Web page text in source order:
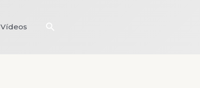
Vídeos Pesquisar